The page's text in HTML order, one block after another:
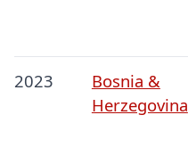
2023
Bosnia &
Herzegovina